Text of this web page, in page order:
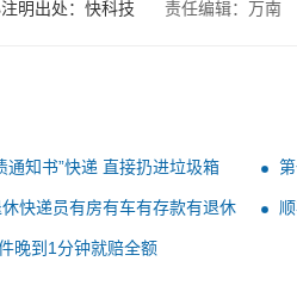
明出处：快科技 责任编辑：万南
通知书”快递 直接扔进垃圾箱
快递员有房有车有存款有退休
晚到1分钟就赔全额